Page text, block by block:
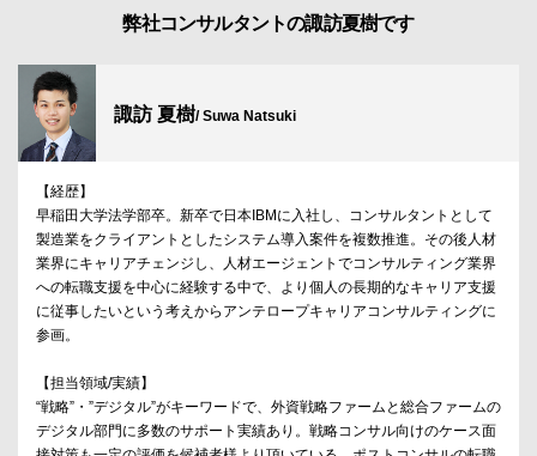
弊社コンサルタントの諏訪夏樹です
諏訪 夏樹/ Suwa Natsuki
【経歴】
早稲田大学法学部卒。新卒で日本IBMに入社し、コンサルタントとして
製造業をクライアントとしたシステム導入案件を複数推進。その後人材
業界にキャリアチェンジし、人材エージェントでコンサルティング業界
への転職支援を中心に経験する中で、より個人の長期的なキャリア支援
に従事したいという考えからアンテロープキャリアコンサルティングに
参画。
【担当領域/実績】
“戦略”・”デジタル”がキーワードで、外資戦略ファームと総合ファームの
デジタル部門に多数のサポート実績あり。戦略コンサル向けのケース面